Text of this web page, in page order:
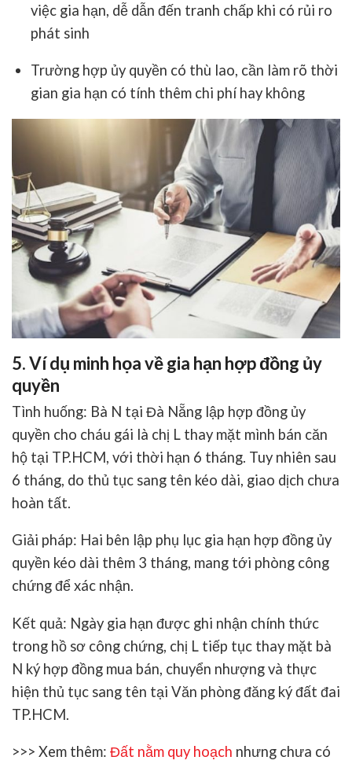
việc gia hạn, dễ dẫn đến tranh chấp khi có rủi ro
phát sinh
Trường hợp ủy quyền có thù lao, cần làm rõ thời
gian gia hạn có tính thêm chi phí hay không
5. Ví dụ minh họa về gia hạn hợp đồng ủy
quyền
Tình huống: Bà N tại Đà Nẵng lập hợp đồng ủy
quyền cho cháu gái là chị L thay mặt mình bán căn
hộ tại TP.HCM, với thời hạn 6 tháng. Tuy nhiên sau
6 tháng, do thủ tục sang tên kéo dài, giao dịch chưa
hoàn tất.
Giải pháp: Hai bên lập phụ lục gia hạn hợp đồng ủy
quyền kéo dài thêm 3 tháng, mang tới phòng công
chứng để xác nhận.
Kết quả: Ngày gia hạn được ghi nhận chính thức
trong hồ sơ công chứng, chị L tiếp tục thay mặt bà
N ký hợp đồng mua bán, chuyển nhượng và thực
hiện thủ tục sang tên tại Văn phòng đăng ký đất đai
TP.HCM.
>>> Xem thêm: Đất nằm quy hoạch nhưng chưa có